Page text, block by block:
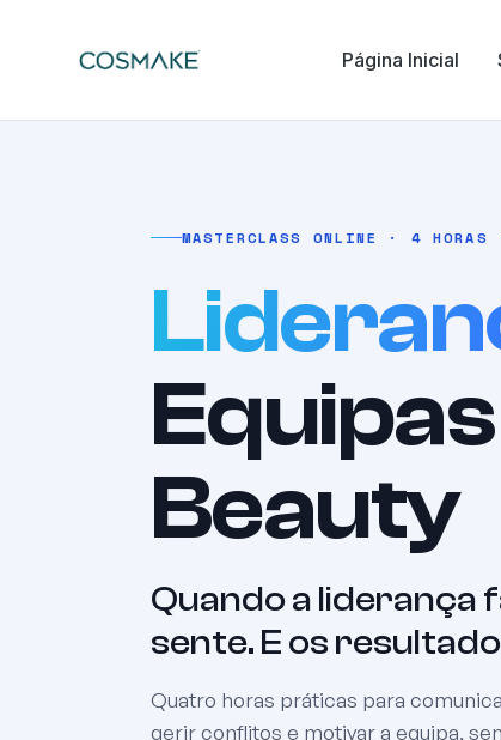
Página Inicial
MASTERCLASS ONLINE · 4 HORAS
Beauty
Quando a liderança
sente. E os
Quatro horas práticas para
gerir conflitos e motivar a equipa,